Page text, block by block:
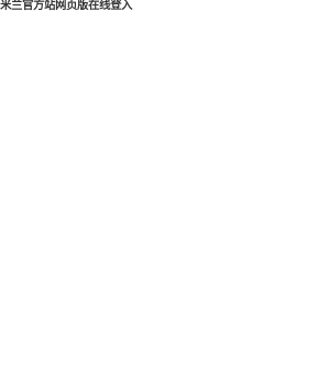
米兰官方站网页版在线登入